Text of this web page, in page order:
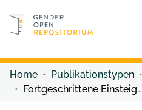
Discover content
Home Publikationstypen
Fortgeschrittene Einsteigerinnen* – Onlinelehre mit Schülerinnen* an einer TU